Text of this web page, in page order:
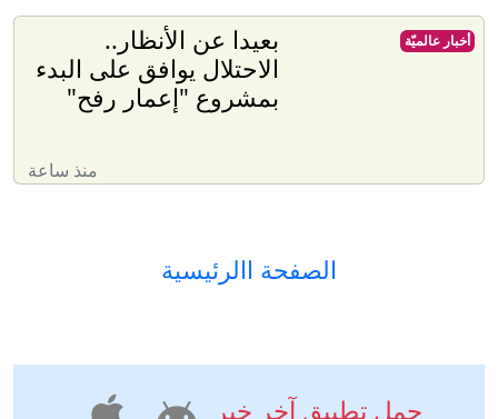
بعيدا عن الأنظار..
الاحتلال يوافق على البدء
بمشروع "إعمار رفح"
منذ ساعة
أخبار عالميّة
الصفحة االرئيسية
حمل تطبيق آخر خبر